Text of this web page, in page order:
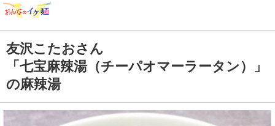
友沢こたおさん
「七宝麻辣湯（チーパオマーラータン）」
の麻辣湯